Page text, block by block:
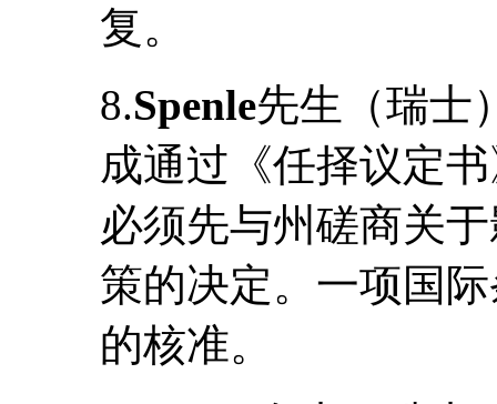
复。
8.Spenle先生（瑞士
成通过《任择议定
必须先与州磋商关
策的决定。一项国
的核准。